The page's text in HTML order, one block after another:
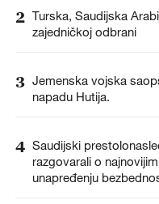
2 Turska, Saudijska
zajedničkoj odbrani
3 Jemenska vojska
napadu Hutija.
4 Saudijski
razgovarali o
unapređenju